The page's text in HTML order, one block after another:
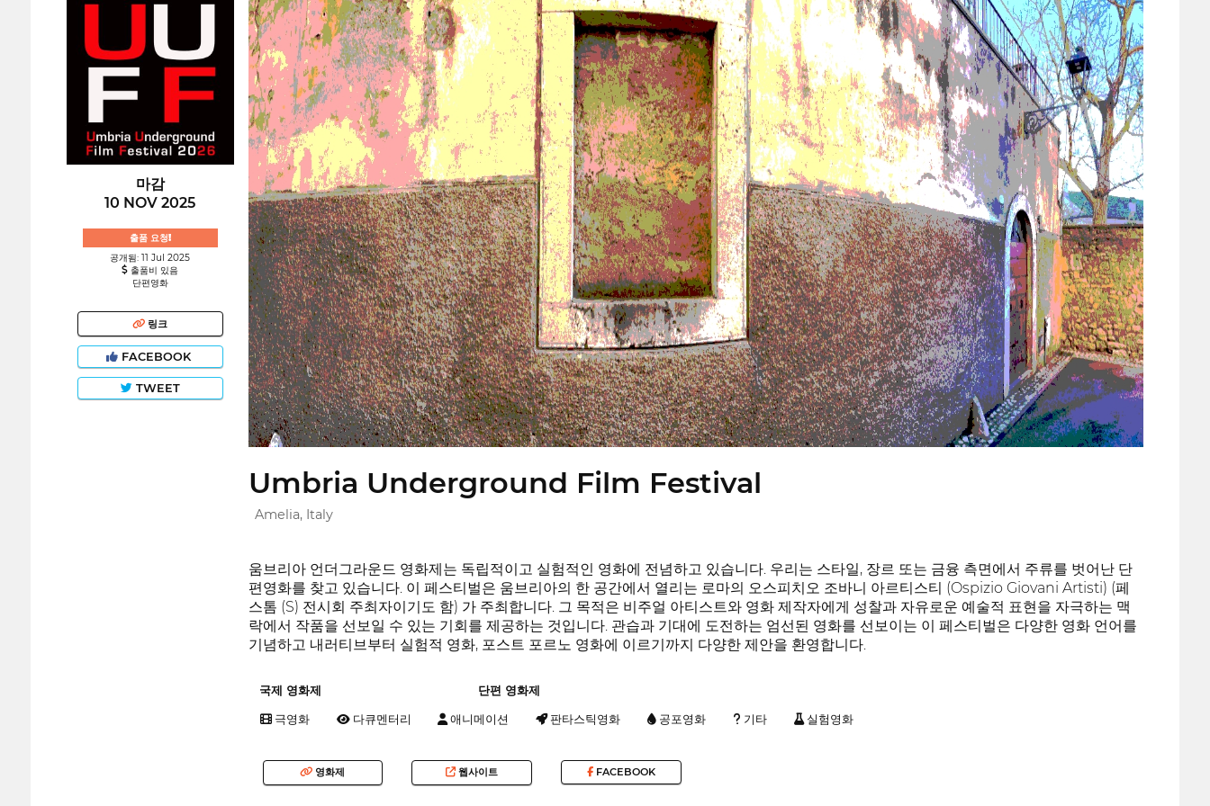
마감
10 NOV 2025
출품 요청!
공개됨: 11 Jul 2025
출품비 있음
단편영화
링크
FACEBOOK
TWEET
Umbria Underground Film Festival
Amelia, Italy
움브리아 언더그라운드 영화제는 독립적이고 실험적인 영화에 전념하고 있습니다. 우리는 스타일, 장르 또는 금융 측면에서 주류를 벗어난 단
편영화를 찾고 있습니다. 이 페스티벌은 움브리아의 한 공간에서 열리는 로마의 오스피치오 조바니 아르티스티 (Ospizio Giovani Artisti) (페
스톰 (S) 전시회 주최자이기도 함) 가 주최합니다. 그 목적은 비주얼 아티스트와 영화 제작자에게 성찰과 자유로운 예술적 표현을 자극하는 맥
락에서 작품을 선보일 수 있는 기회를 제공하는 것입니다. 관습과 기대에 도전하는 엄선된 영화를 선보이는 이 페스티벌은 다양한 영화 언어를
기념하고 내러티브부터 실험적 영화, 포스트 포르노 영화에 이르기까지 다양한 제안을 환영합니다.
국제 영화제 단편 영화제
극영화 다큐멘터리 애니메이션 판타스틱영화 공포영화 기타 실험영화
영화제 웹사이트 FACEBOOK